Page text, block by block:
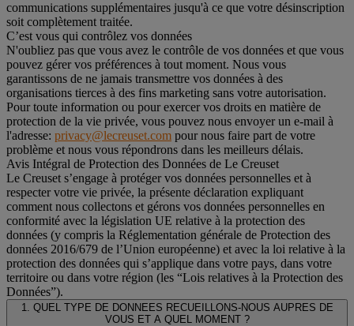
communications supplémentaires jusqu'à ce que votre désinscription
soit complètement traitée.
C’est vous qui contrôlez vos données
N'oubliez pas que vous avez le contrôle de vos données et que vous
pouvez gérer vos préférences à tout moment. Nous vous
garantissons de ne jamais transmettre vos données à des
organisations tierces à des fins marketing sans votre autorisation.
Pour toute information ou pour exercer vos droits en matière de
protection de la vie privée, vous pouvez nous envoyer un e-mail à
l'adresse: privacy@lecreuset.com pour nous faire part de votre
problème et nous vous répondrons dans les meilleurs délais.
Avis Intégral de Protection des Données de Le Creuset
Le Creuset s’engage à protéger vos données personnelles et à
respecter votre vie privée, la présente déclaration expliquant
comment nous collectons et gérons vos données personnelles en
conformité avec la législation UE relative à la protection des
données (y compris la Réglementation générale de Protection des
données 2016/679 de l’Union européenne) et avec la loi relative à la
protection des données qui s’applique dans votre pays, dans votre
territoire ou dans votre région (les “Lois relatives à la Protection des
Données”).
1. QUEL TYPE DE DONNEES RECUEILLONS-NOUS AUPRES DE
VOUS ET A QUEL MOMENT ?